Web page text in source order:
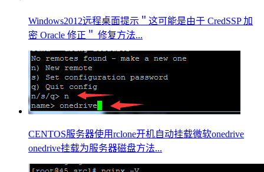
Windows2012远程桌面提示＂这可能是由于 CredSSP 加
密 Oracle 修正＂ 修复方法...
CENTOS服务器使用rclone开机自动挂载微软onedrive
onedrive挂载为服务器磁盘方法...